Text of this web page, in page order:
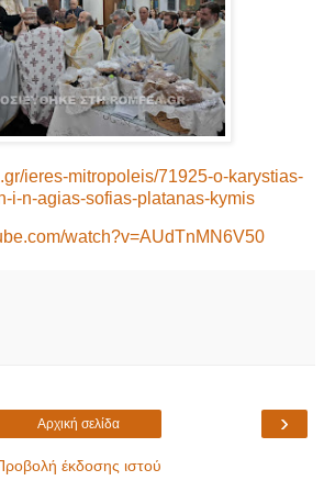
ieres-mitropoleis/71925-o-karystias-
i-n-agias-sofias-platanas-kymis
watch?v=AUdTnMN6V50
›
Αρχική σελίδα
έκδοσης ιστού